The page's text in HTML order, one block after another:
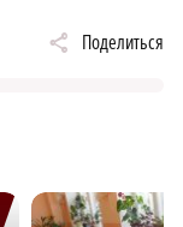
Поделиться